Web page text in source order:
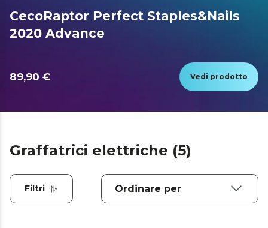
CecoRaptor Perfect Staples&Nails
2020 Advance
89,90 € Vedi prodotto
Graffatrici elettriche (5)
Filtri